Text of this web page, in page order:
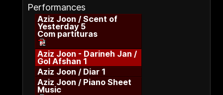
Performances
Aziz Joon / Scent of
Yesterday 5
Com partituras
Aziz Joon - Darineh Jan /
Gol Afshan 1
Aziz Joon / Diar 1
Aziz Joon / Piano Sheet
Music